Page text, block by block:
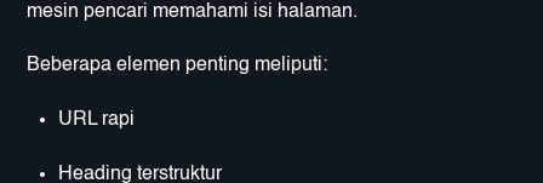
mesin pencari memahami isi halaman.
Beberapa elemen penting meliputi:
URL rapi
Heading terstruktur